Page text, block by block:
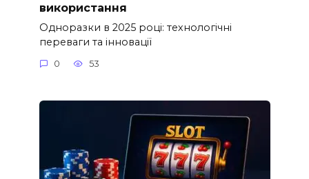
використання
Одноразки в 2025 році: технологічні
переваги та інновації
0 53